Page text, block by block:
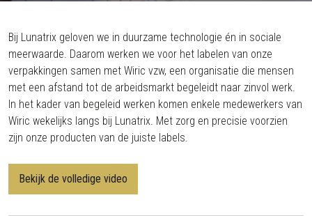
Bij Lunatrix geloven we in duurzame technologie én in sociale
meerwaarde. Daarom werken we voor het labelen van onze
verpakkingen samen met Wiric vzw, een organisatie die mensen
met een afstand tot de arbeidsmarkt begeleidt naar zinvol werk.
In het kader van begeleid werken komen enkele medewerkers van
Wiric wekelijks langs bij Lunatrix. Met zorg en precisie voorzien
zijn onze producten van de juiste labels.
Bekijk de volledige video